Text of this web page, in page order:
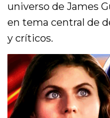
universo de James
en tema central de
y críticos.